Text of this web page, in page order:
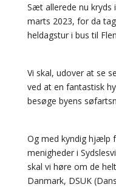
Sæt allerede nu kryds
marts 2023, for da
heldagstur i bus til
Vi skal, udover at se
ved at en fantastisk
besøge byens
Og med kyndig hjælp
menigheder i
skal vi høre om de
Danmark, DSUK